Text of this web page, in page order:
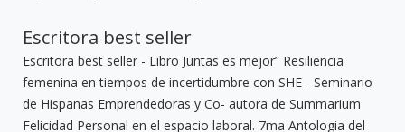
Escritora best seller
Escritora best seller - Libro Juntas es mejor” Resiliencia
femenina en tiempos de incertidumbre con SHE - Seminario
de Hispanas Emprendedoras y Co- autora de Summarium
Felicidad Personal en el espacio laboral. 7ma Antologia del